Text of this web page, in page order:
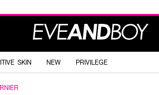
SKIN NEW PRIVILEGE